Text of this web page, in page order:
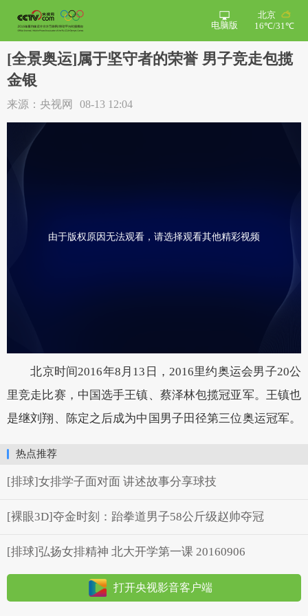
北京
16℃/31℃
电脑版
[全景奥运]属于坚守者的荣誉 男子竞走包揽
金银
来源：央视网 08-13 12:04
由于版权原因无法观看，请选择观看其他精彩视频
北京时间2016年8月13日，2016里约奥运会男子20公
里竞走比赛，中国选手王镇、蔡泽林包揽冠亚军。王镇也
是继刘翔、陈定之后成为中国男子田径第三位奥运冠军。
热点推荐
[排球]女排学子面对面 讲述故事分享球技
[裸眼3D]夺金时刻：跆拳道男子58公斤级赵帅夺冠
[排球]弘扬女排精神 北大开学第一课 20160906
打开央视影音客户端